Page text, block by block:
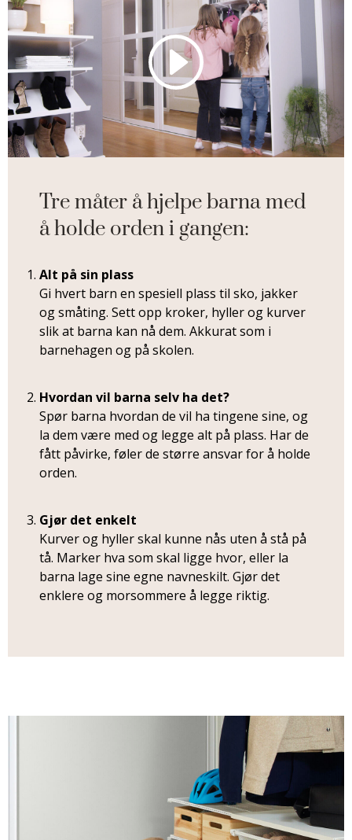
Tre måter å hjelpe barna med
å holde orden i gangen:
Alt på sin plass
Gi hvert barn en spesiell plass til sko, jakker
og småting. Sett opp kroker, hyller og kurver
slik at barna kan nå dem. Akkurat som i
barnehagen og på skolen.
Hvordan vil barna selv ha det?
Spør barna hvordan de vil ha tingene sine, og
la dem være med og legge alt på plass. Har de
fått påvirke, føler de større ansvar for å holde
orden.
Gjør det enkelt
Kurver og hyller skal kunne nås uten å stå på
tå. Marker hva som skal ligge hvor, eller la
barna lage sine egne navneskilt. Gjør det
enklere og morsommere å legge riktig.